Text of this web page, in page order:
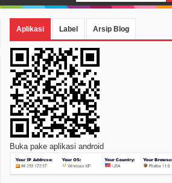
Aplikasi Label Arsip Blog
Buka pake aplikasi android